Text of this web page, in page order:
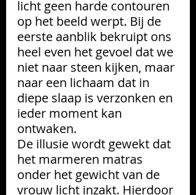
licht geen harde contouren
op het beeld werpt. Bij de
eerste aanblik bekruipt ons
heel even het gevoel dat we
niet naar steen kijken, maar
naar een lichaam dat in
diepe slaap is verzonken en
ieder moment kan
ontwaken.
De illusie wordt gewekt dat
het marmeren matras
onder het gewicht van de
vrouw licht inzakt. Hierdoor